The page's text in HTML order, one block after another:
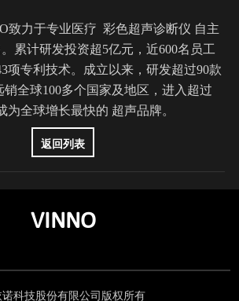
致力于专业医疗 彩色超声诊断仪 自主
累计研发投资超5亿元，近600名员工
项专利技术。成立以来，研发超过90款
销全球100多个国家及地区，进入超过
为全球增长最快的 超声品牌。
返回列表
VINNO
诺科技股份有限公司版权所有